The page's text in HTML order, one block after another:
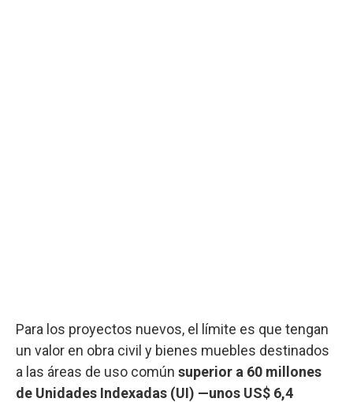
Para los proyectos nuevos, el límite es que tengan
un valor en obra civil y bienes muebles destinados
a las áreas de uso común superior a 60 millones
de Unidades Indexadas (UI) —unos US$ 6,4